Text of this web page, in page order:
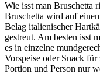
Wie isst man Bruschetta
Bruschetta wird auf
Belag italienischer
gestreut. Am besten isst
es in einzelne
Vorspeise oder Snack
Portion und Person nur